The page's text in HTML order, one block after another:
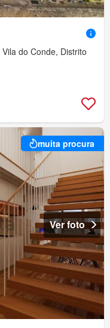
do Conde, Distrito
muita procura
Ver foto